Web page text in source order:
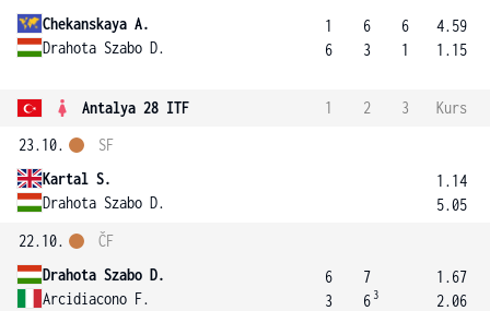
Chekanskaya A.
Drahota Szabo D.
1
6
6
3
6
1
4.59
1.15
Antalya 28 ITF 1 2 3
Kurs
23.10.
Kartal S.
Drahota Szabo D.
SF
1.14
5.05
22.10.
Drahota Szabo D.
Arcidiacono F.
ČF
6
3
7
6 3
1.67
2.06